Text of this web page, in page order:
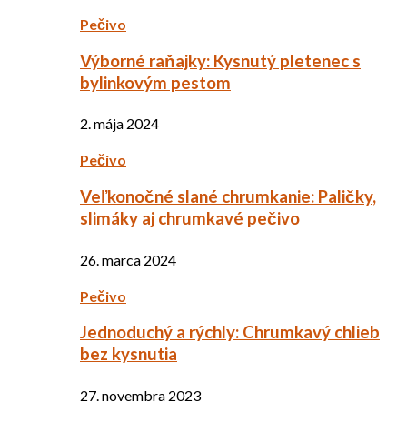
Pečivo
Výborné raňajky: Kysnutý pletenec s
bylinkovým pestom
2. mája 2024
Pečivo
Veľkonočné slané chrumkanie: Paličky,
slimáky aj chrumkavé pečivo
26. marca 2024
Pečivo
Jednoduchý a rýchly: Chrumkavý chlieb
bez kysnutia
27. novembra 2023